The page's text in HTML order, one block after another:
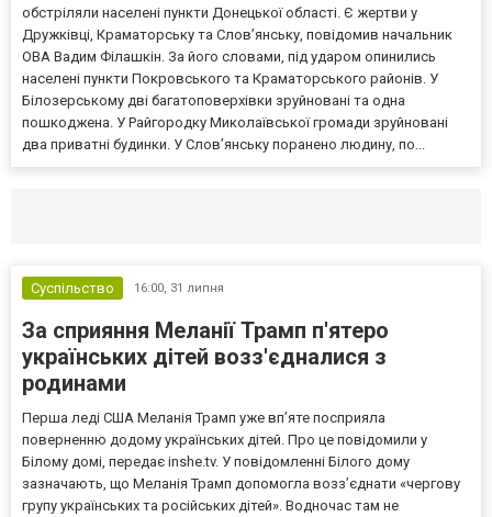
обстріляли населені пункти Донецької області. Є жертви у
Дружківці, Краматорську та Слов’янську, повідомив начальник
ОВА Вадим Філашкін. За його словами, під ударом опинились
населені пункти Покровського та Краматорського районів. У
Білозерському дві багатоповерхівки зруйновані та одна
пошкоджена. У Райгородку Миколаївської громади зруйновані
два приватні будинки. У Слов’янську поранено людину, по...
Суспільство 16:00, 31 липня
За сприяння Меланії Трамп п'ятеро
українських дітей возз'єдналися з
родинами
Перша леді США Меланія Трамп уже впʼяте посприяла
поверненню додому українських дітей. Про це повідомили у
Білому домі, передає inshe.tv. У повідомленні Білого дому
зазначають, що Меланія Трамп допомогла возз’єднати «чергову
групу українських та російських дітей». Водночас там не